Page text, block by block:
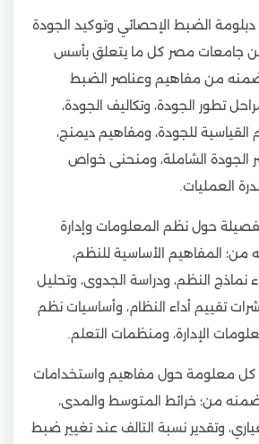
الضبط الإحصائي وتوكيد الجودة
جامعات مصر كل ما يتعلق بأسس
من مفاهيم وعناصر الضبط
تطور الجودة، وتكاليف الجودة،
القياسية للجودة، ومفاهيم ديمنج،
الجودة الشاملة، ومنحنى خواص
العمليات.
حول نظم المعلومات وإدارة
من؛ المفاهيم الأساسية للنظم،
نماذج النظم، ودراسة الجدوى، وتحليل
تقييم أداء النظام، وأساسيات نظم
الإدارة، ومنظمات التعلم.
معلومة حول مفاهيم واستخدامات
من؛ خرائط المتوسط والمدى،
وتقدير نسبة التالف عند تغيير ضبط